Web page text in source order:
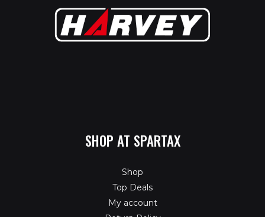
SHOP AT SPARTAX
Shop
Top Deals
My account